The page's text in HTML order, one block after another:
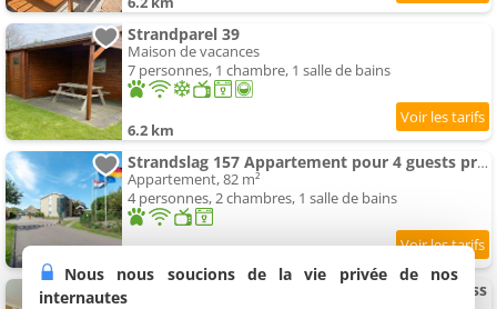
Strandparel 39
Maison de vacances
7 personnes, 1 chambre, 1 salle de bains
6.2 km
Strandslag 157 Appartement pour 4 guests proche de la mer
Appartement, 82 m²
4 personnes, 2 chambres, 1 salle de bains
Appartement in Dutch Coast avec plage Access
Nous nous soucions de la vie privée de nos
internautes